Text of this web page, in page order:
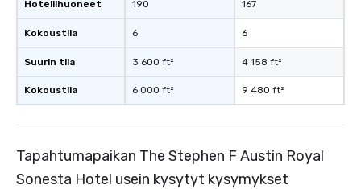
Hotellihuoneet
Kokoustila
Suurin tila
Kokoustila
190
6
3 600 ft²
6 000 ft²
167
6
4 158 ft²
9 480 ft²
Tapahtumapaikan The Stephen F Austin Royal
Sonesta Hotel usein kysytyt kysymykset